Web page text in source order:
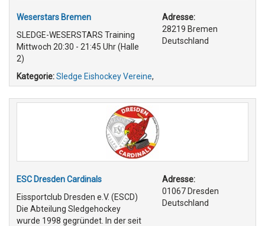
Weserstars Bremen
SLEDGE-WESERSTARS Training
Mittwoch 20:30 - 21:45 Uhr (Halle
2)
Adresse:
28219 Bremen
Deutschland
Kategorie:Sledge Eishockey Vereine,
ESC Dresden Cardinals
Eissportclub Dresden e.V. (ESCD)
Die Abteilung Sledgehockey
wurde 1998 gegründet. In der seit
Adresse:
01067 Dresden
Deutschland